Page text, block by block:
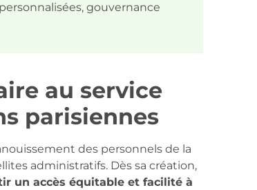
gouvernance
au service
parisiennes
des personnels de la
administratifs. Dès sa création,
un accès équitable et facilité à